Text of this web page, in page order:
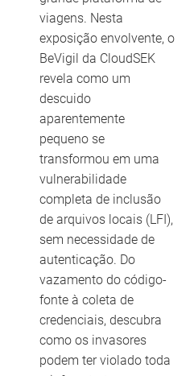
viagens. Nesta
exposição envolvente, o
BeVigil da CloudSEK
revela como um
descuido
aparentemente
pequeno se
transformou em uma
vulnerabilidade
completa de inclusão
de arquivos locais (LFI),
sem necessidade de
autenticação. Do
vazamento do código-
fonte à coleta de
credenciais, descubra
como os invasores
podem ter violado toda